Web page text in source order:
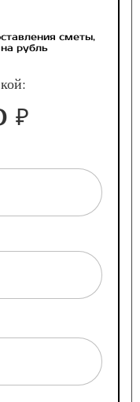
сметы,
рубль
₽